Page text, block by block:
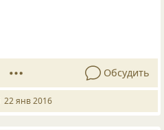
Обсудить
22 янв 2016